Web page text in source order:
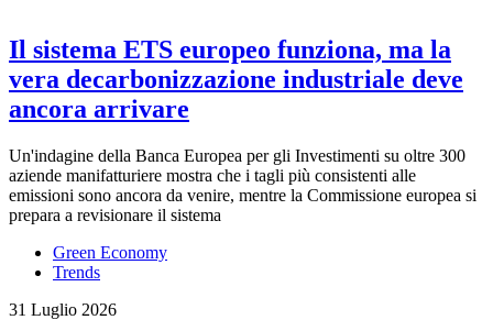
Il sistema ETS europeo funziona, ma la
vera decarbonizzazione industriale deve
ancora arrivare
Un'indagine della Banca Europea per gli Investimenti su oltre 300
aziende manifatturiere mostra che i tagli più consistenti alle
emissioni sono ancora da venire, mentre la Commissione europea si
prepara a revisionare il sistema
Green Economy
Trends
31 Luglio 2026